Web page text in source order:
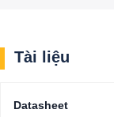
Tài liệu
Datasheet